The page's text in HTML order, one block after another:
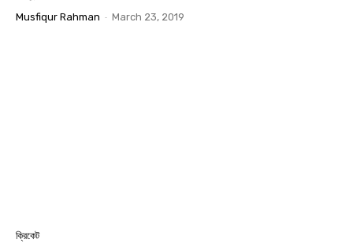
Musfiqur Rahman - March 23, 2019
ক্রিকেট